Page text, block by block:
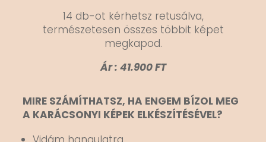
14 db-ot kérhetsz retusálva,
természetesen összes többit képet
megkapod.
Ár : 41.900 FT
MIRE SZÁMÍTHATSZ, HA ENGEM BÍZOL MEG
A KARÁCSONYI KÉPEK ELKÉSZÍTÉSÉVEL?